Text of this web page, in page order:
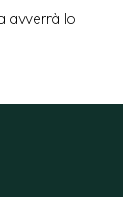
avverrà lo